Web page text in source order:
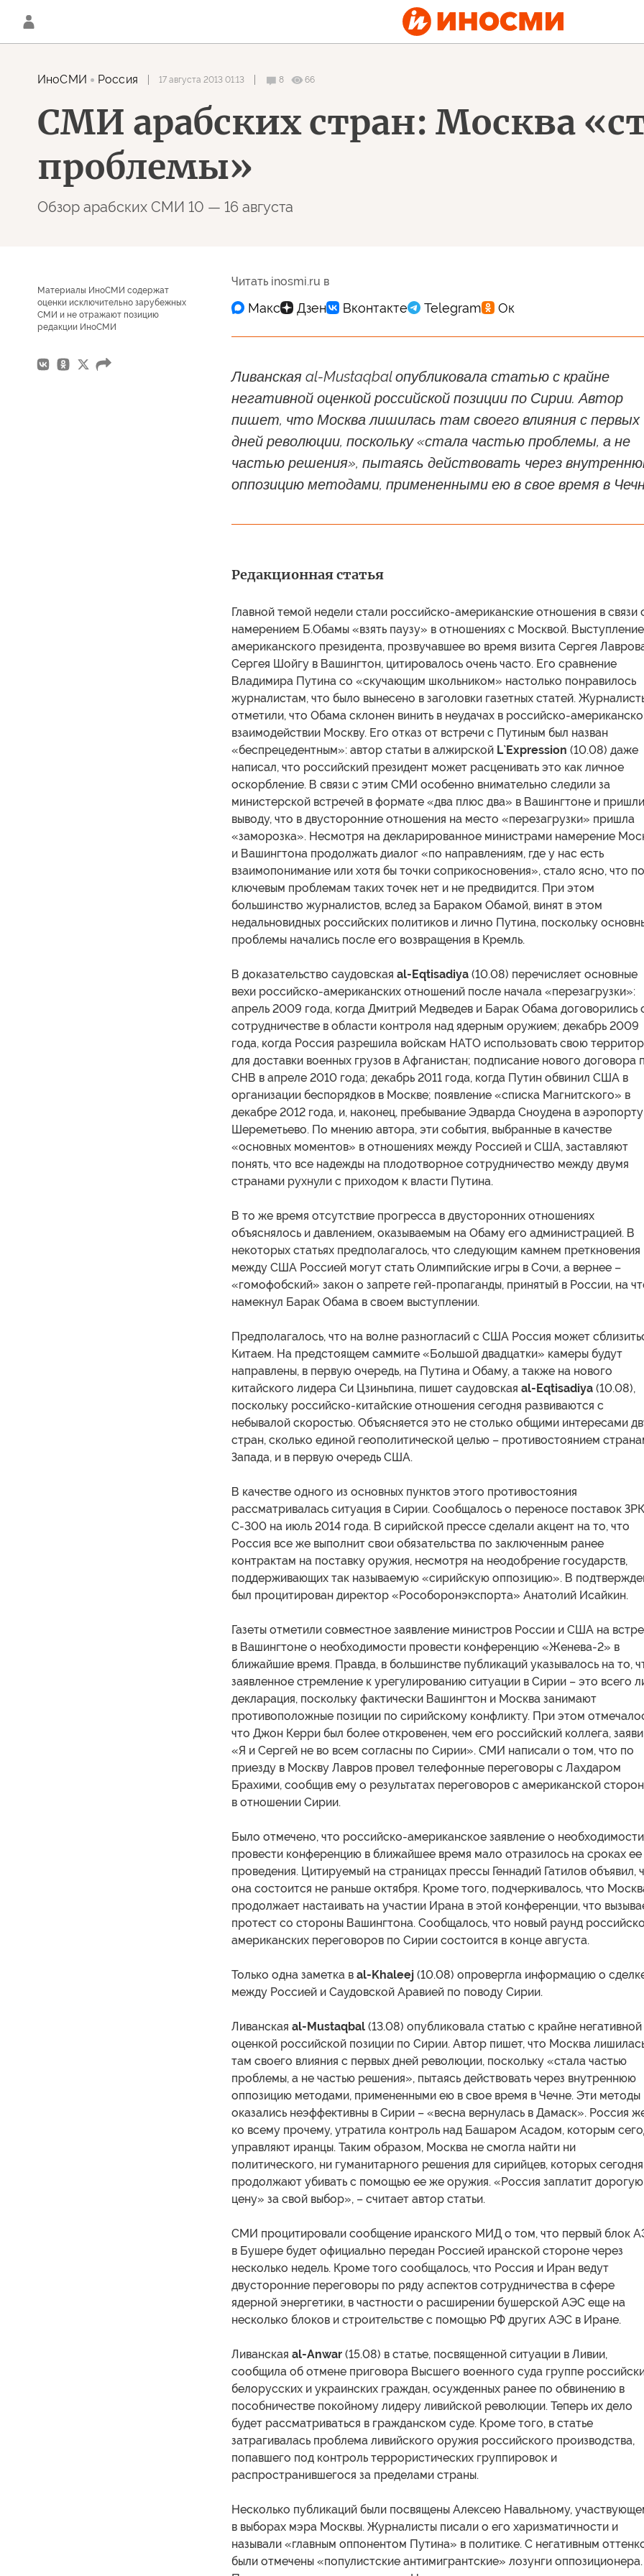
ИноСМИ Россия 17 августа 2013 01:13 8 66
СМИ арабских стран: Москва
проблемы»
Обзор арабских СМИ 10 — 16 августа
Материалы ИноСМИ содержат
оценки исключительно зарубежных
СМИ и не отражают позицию
редакции ИноСМИ
Читать inosmi.ru в
Ливанская al-Mustaqbal опубликовала статью с крайне
негативной оценкой российской позиции по Сирии. Автор
пишет, что Москва лишилась там своего влияния с первых
дней революции, поскольку «стала частью проблемы, а не
частью решения», пытаясь действовать через
оппозицию методами, примененными ею в свое время в
Редакционная статья
Главной темой недели стали российско-американские отношения в связи
намерением Б.Обамы «взять паузу» в отношениях с Москвой. Выступление
американского президента, прозвучавшее во время визита Сергея
Сергея Шойгу в Вашингтон, цитировалось очень часто. Его сравнение
Владимира Путина со «скучающим школьником» настолько понравилось
журналистам, что было вынесено в заголовки газетных статей.
отметили, что Обама склонен винить в неудачах в российско-
взаимодействии Москву. Его отказ от встречи с Путиным был назван
«беспрецедентным»: автор статьи в алжирской L`Expression (10.08) даже
написал, что российский президент может расценивать это как личное
оскорбление. В связи с этим СМИ особенно внимательно следили за
министерской встречей в формате «два плюс два» в Вашингтоне и
выводу, что в двусторонние отношения на место «перезагрузки» пришла
«заморозка». Несмотря на декларированное министрами намерение
и Вашингтона продолжать диалог «по направлениям, где у нас есть
взаимопонимание или хотя бы точки соприкосновения», стало ясно, что по
ключевым проблемам таких точек нет и не предвидится. При этом
большинство журналистов, вслед за Бараком Обамой, винят в этом
недальновидных российских политиков и лично Путина, поскольку
проблемы начались после его возвращения в Кремль.
В доказательство саудовская al-Eqtisadiya (10.08) перечисляет основные
вехи российско-американских отношений после начала «перезагрузки»:
апрель 2009 года, когда Дмитрий Медведев и Барак Обама договорились
сотрудничестве в области контроля над ядерным оружием; декабрь 2009
года, когда Россия разрешила войскам НАТО использовать свою
для доставки военных грузов в Афганистан; подписание нового договора
СНВ в апреле 2010 года; декабрь 2011 года, когда Путин обвинил США в
организации беспорядков в Москве; появление «списка Магнитского» в
декабре 2012 года, и, наконец, пребывание Эдварда Сноудена в аэропорту
Шереметьево. По мнению автора, эти события, выбранные в качестве
«основных моментов» в отношениях между Россией и США, заставляют
понять, что все надежды на плодотворное сотрудничество между двумя
странами рухнули с приходом к власти Путина.
В то же время отсутствие прогресса в двусторонних отношениях
объяснялось и давлением, оказываемым на Обаму его администрацией. В
некоторых статьях предполагалось, что следующим камнем преткновения
между США Россией могут стать Олимпийские игры в Сочи, а вернее –
«гомофобский» закон о запрете гей-пропаганды, принятый в России, на
намекнул Барак Обама в своем выступлении.
Предполагалось, что на волне разногласий с США Россия может
Китаем. На предстоящем саммите «Большой двадцатки» камеры будут
направлены, в первую очередь, на Путина и Обаму, а также на нового
китайского лидера Си Цзиньпина, пишет саудовская al-Eqtisadiya (10.08),
поскольку российско-китайские отношения сегодня развиваются с
небывалой скоростью. Объясняется это не столько общими интересами
стран, сколько единой геополитической целью – противостоянием
Запада, и в первую очередь США.
В качестве одного из основных пунктов этого противостояния
рассматривалась ситуация в Сирии. Сообщалось о переносе поставок ЗРК
С-300 на июль 2014 года. В сирийской прессе сделали акцент на то, что
Россия все же выполнит свои обязательства по заключенным ранее
контрактам на поставку оружия, несмотря на неодобрение государств,
поддерживающих так называемую «сирийскую оппозицию». В
был процитирован директор «Рособоронэкспорта» Анатолий Исайкин.
Газеты отметили совместное заявление министров России и США на
в Вашингтоне о необходимости провести конференцию «Женева-2» в
ближайшие время. Правда, в большинстве публикаций указывалось на то,
заявленное стремление к урегулированию ситуации в Сирии – это всего
декларация, поскольку фактически Вашингтон и Москва занимают
противоположные позиции по сирийскому конфликту. При этом
что Джон Керри был более откровенен, чем его российский коллега,
«Я и Сергей не во всем согласны по Сирии». СМИ написали о том, что по
приезду в Москву Лавров провел телефонные переговоры с Лахдаром
Брахими, сообщив ему о результатах переговоров с американской
в отношении Сирии.
Было отмечено, что российско-американское заявление о необходимости
провести конференцию в ближайшее время мало отразилось на сроках ее
проведения. Цитируемый на страницах прессы Геннадий Гатилов объявил,
она состоится не раньше октября. Кроме того, подчеркивалось, что
продолжает настаивать на участии Ирана в этой конференции, что
протест со стороны Вашингтона. Сообщалось, что новый раунд
американских переговоров по Сирии состоится в конце августа.
Только одна заметка в al-Khaleej (10.08) опровергла информацию о
между Россией и Саудовской Аравией по поводу Сирии.
Ливанская al-Mustaqbal (13.08) опубликовала статью с крайне негативной
оценкой российской позиции по Сирии. Автор пишет, что Москва
там своего влияния с первых дней революции, поскольку «стала частью
проблемы, а не частью решения», пытаясь действовать через внутреннюю
оппозицию методами, примененными ею в свое время в Чечне. Эти методы
оказались неэффективны в Сирии – «весна вернулась в Дамаск». Россия
ко всему прочему, утратила контроль над Башаром Асадом, которым
управляют иранцы. Таким образом, Москва не смогла найти ни
политического, ни гуманитарного решения для сирийцев, которых сегодня
продолжают убивать с помощью ее же оружия. «Россия заплатит дорогую
цену» за свой выбор», – считает автор статьи.
СМИ процитировали сообщение иранского МИД о том, что первый блок
в Бушере будет официально передан Россией иранской стороне через
несколько недель. Кроме того сообщалось, что Россия и Иран ведут
двусторонние переговоры по ряду аспектов сотрудничества в сфере
ядерной энергетики, в частности о расширении бушерской АЭС еще на
несколько блоков и строительстве с помощью РФ других АЭС в Иране.
Ливанская al-Anwar (15.08) в статье, посвященной ситуации в Ливии,
сообщила об отмене приговора Высшего военного суда группе
белорусских и украинских граждан, осужденных ранее по обвинению в
пособничестве покойному лидеру ливийской революции. Теперь их дело
будет рассматриваться в гражданском суде. Кроме того, в статье
затрагивалась проблема ливийского оружия российского производства,
попавшего под контроль террористических группировок и
распространившегося за пределами страны.
Несколько публикаций были посвящены Алексею Навальному,
в выборах мэра Москвы. Журналисты писали о его харизматичности и
называли «главным оппонентом Путина» в политике. С негативным
были отмечены «популистские антимигрантские» лозунги оппозиционера.